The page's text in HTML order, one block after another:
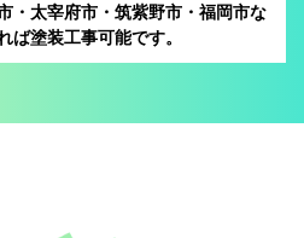
・太宰府市・筑紫野市・福岡市な
ば塗装工事可能です。